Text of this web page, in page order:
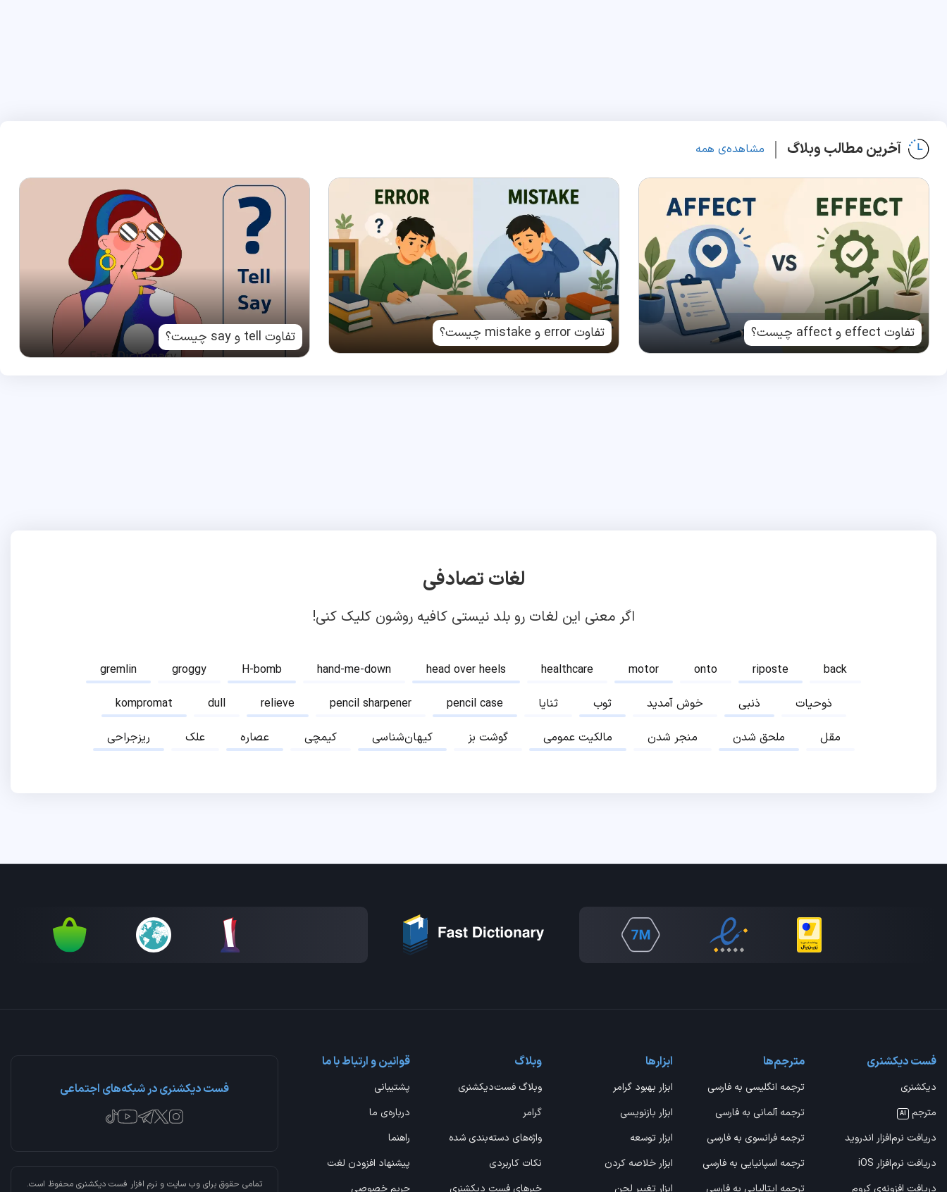
آخرین مطالب وبلاگ مشاهده‌ی همه
تفاوت effect و affect چیست؟ تفاوت error و mistake چیست؟ تفاوت tell و say چیست؟
لغات تصادفی
اگر معنی این لغات رو بلد نیستی کافیه روشون کلیک کنی!
gremlin groggy H-bomb hand-me-down head over heels healthcare motor onto riposte
back
kompromat
dull relieve pencil sharpener pencil case ثنایا ثوب خوش آمدید ذنبی
ذوحیات
ریزجراحی
علک عصاره کیمچی کیهان‌شناسی گوشت بز مالکیت عمومی منجر شدن ملحق شدن مقل
فست دیکشنری
دیکشنری
مترجم
AI
دریافت نرم‌افزار اندروید
دریافت نرم‌افزار iOS
دریافت افزونه‌ی کروم
مترجم‌ها
ترجمه انگلیسی به فارسی
ترجمه آلمانی به فارسی
ترجمه فرانسوی به فارسی
ترجمه اسپانیایی به فارسی
ترجمه ایتالیایی به فارسی
ابزارها
ابزار بهبود گرامر
ابزار بازنویسی
ابزار توسعه
ابزار خلاصه کردن
ابزار تغییر لحن
وبلاگ
وبلاگ فست‌دیکشنری
گرامر
واژه‌های دسته‌بندی شده
نکات کاربردی
خبرهای فست دیکشنری
قوانین و ارتباط با ما
پشتیبانی
درباره‌ی ما
راهنما
پیشنهاد افزودن لغت
حریم خصوصی
فست دیکشنری در شبکه‌های اجتماعی
تمامی حقوق برای وب سایت و نرم افزار فست دیکشنریمحفوظ است.